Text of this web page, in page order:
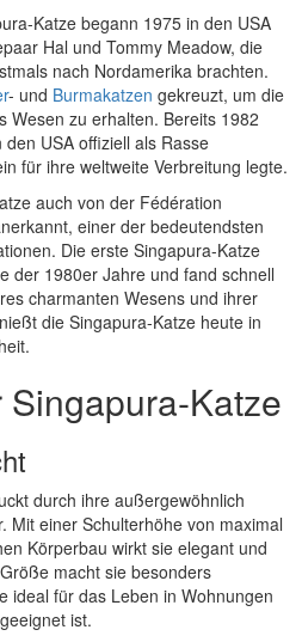
Katze begann 1975 in den USA
Hal und Tommy Meadow, die
nach Nordamerika brachten.
- und Burmakatzen gekreuzt, um die
Wesen zu erhalten. Bereits 1982
USA offiziell als Rasse
für ihre weltweite Verbreitung legte.
auch von der Fédération
einer der bedeutendsten
Die erste Singapura-Katze
der 1980er Jahre und fand schnell
charmanten Wesens und ihrer
die Singapura-Katze heute in
Katze
durch ihre außergewöhnlich
Mit einer Schulterhöhe von maximal
Körperbau wirkt sie elegant und
macht sie besonders
ideal für das Leben in Wohnungen
ist.